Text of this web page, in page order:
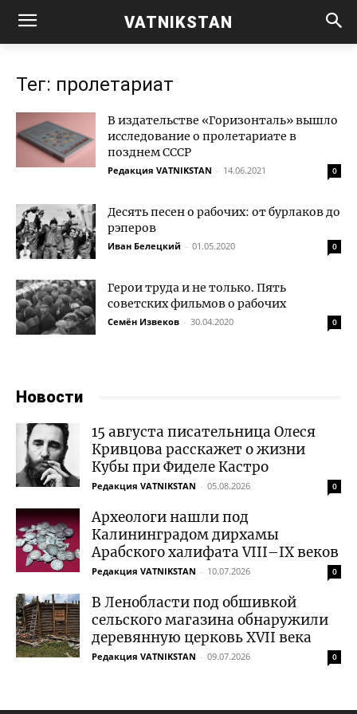
VATNIKSTAN
Тег: пролетариат
В издательстве «Горизонталь» вышло
исследование о пролетариате в
позднем СССР
Редакция VATNIKSTAN - 14.06.2021 0
Десять песен о рабочих: от бурлаков до
рэперов
Иван Белецкий - 01.05.2020 0
Герои труда и не только. Пять
советских фильмов о рабочих
Семён Извеков - 30.04.2020 0
Новости
15 августа писательница Олеся
Кривцова расскажет о жизни
Кубы при Фиделе Кастро
Редакция VATNIKSTAN - 05.08.2026 0
Археологи нашли под
Калининградом дирхамы
Арабского халифата VIII–IX веков
Редакция VATNIKSTAN - 10.07.2026 0
В Ленобласти под обшивкой
сельского магазина обнаружили
деревянную церковь XVII века
Редакция VATNIKSTAN - 09.07.2026 0